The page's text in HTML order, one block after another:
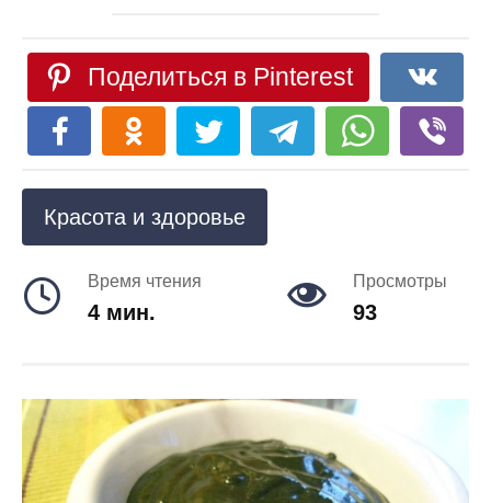
Поделиться в Pinterest
Красота и здоровье
Время чтения
4 мин.
Просмотры
93